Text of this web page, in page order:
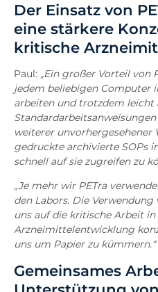
Der Einsatz von
eine stärkere
kritische
Paul: „Ein großer Vorteil von
jedem beliebigen Computer
arbeiten und trotzdem leicht
weiterer
gedruckte archivierte SOPs
schnell auf sie zugreifen zu
„Je mehr wir PETra
den Labors. Die
uns auf die kritische Arbeit in
Arzneimittelentwicklung
uns um Papier zu kümmern.“
Gemeinsames